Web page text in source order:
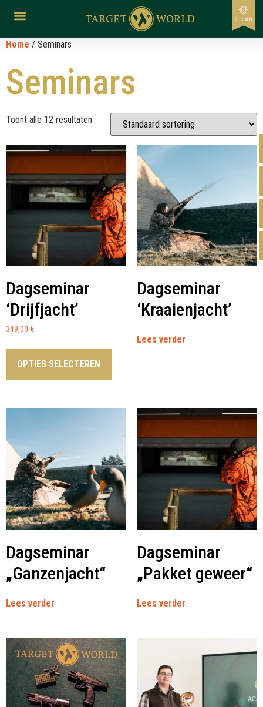
Home / Seminars
Seminars
Toont alle 12 resultaten
Dagseminar
‘Drijfjacht’
349,00 €
OPTIES SELECTEREN
Dagseminar
‘Kraaienjacht’
Lees verder
Dagseminar
„Ganzenjacht“
Lees verder
Dagseminar
„Pakket geweer“
Lees verder